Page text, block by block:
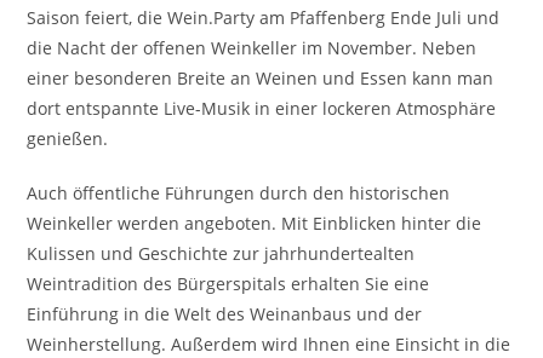
Saison feiert, die Wein.Party am Pfaffenberg Ende Juli und
die Nacht der offenen Weinkeller im November. Neben
einer besonderen Breite an Weinen und Essen kann man
dort entspannte Live-Musik in einer lockeren Atmosphäre
genießen.
Auch öffentliche Führungen durch den historischen
Weinkeller werden angeboten. Mit Einblicken hinter die
Kulissen und Geschichte zur jahrhundertealten
Weintradition des Bürgerspitals erhalten Sie eine
Einführung in die Welt des Weinanbaus und der
Weinherstellung. Außerdem wird Ihnen eine Einsicht in die